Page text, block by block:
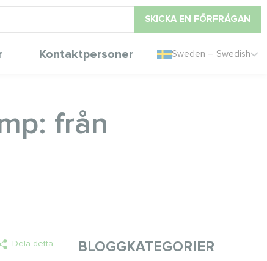
SKICKA EN FÖRFRÅGAN
Kontaktpersoner Sweden – Swedish
från
Dela detta BLOGGKATEGORIER